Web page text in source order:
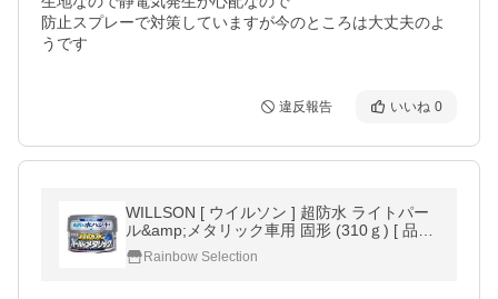
防止スプレーで対策していますが今のところは大丈夫のよ
違反報告 いいね 0
WILLSON [ ウイルソン ] 超防水 ライトパー
ル&amp;メタリック車用 固形 (310ｇ) [ 品番
] 01102[HTRC 3]
Rainbow Selection